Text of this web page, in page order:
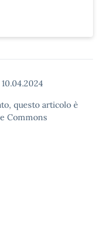
10.04.2024
questo articolo è
Commons